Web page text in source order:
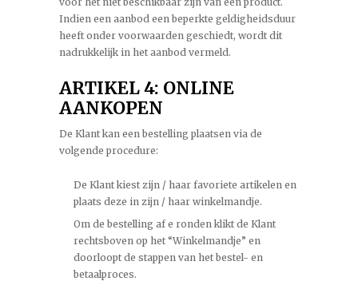
Indien een aanbod een beperkte geldigheidsduur
heeft onder voorwaarden geschiedt, wordt dit
nadrukkelijk in het aanbod vermeld.
ARTIKEL 4: ONLINE
AANKOPEN
De Klant kan een bestelling plaatsen via de
volgende procedure:
De Klant kiest zijn / haar favoriete artikelen en
plaats deze in zijn / haar winkelmandje.
Om de bestelling af e ronden klikt de Klant
rechtsboven op het “Winkelmandje” en
doorloopt de stappen van het bestel- en
betaalproces.